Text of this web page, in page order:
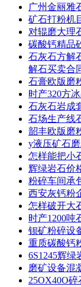
广州金丽雅
矿石打粉机
对辊磨大理
碳酸钙精品
石灰石方解
解石买卖合
石膏欧版磨
时产320方
石灰石岩成
石场生产线
韶丰欧版磨
y液压矿石
怎样能把小
辉绿岩石价
粉碎车间承
西安灰钙粉
怎样破开大
时产1200吨
钡矿粉碎设
重质碳酸钙
6S1245辉绿
磨矿设备混
25OX40O